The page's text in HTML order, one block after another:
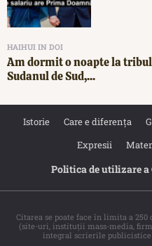
HAIHUI IN DOI
Am dormit o noapte la
Sudanul de Sud,...
Istorie Care e diferența
Expresii
Politica de utilizare a
Citarea se poate face în limita a
(site-uri, instituţii mass-media,
integral scrierile publicistice